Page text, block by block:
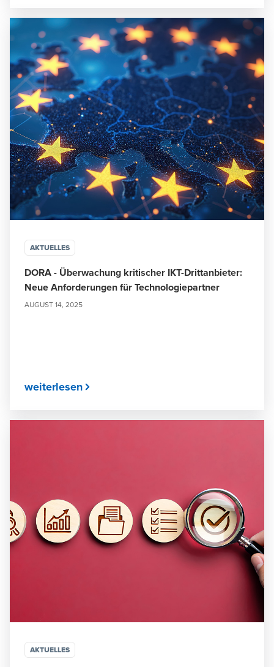
AKTUELLES
DORA - Überwachung kritischer IKT-Drittanbieter:
Neue Anforderungen für Technologiepartner
AUGUST 14, 2025
weiterlesen
AKTUELLES